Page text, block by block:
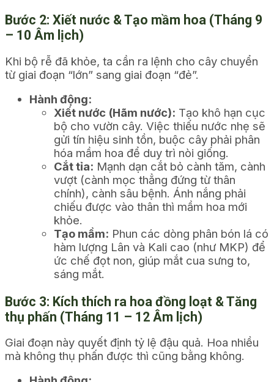
Bước 2: Xiết nước & Tạo mầm hoa (Tháng 9
– 10 Âm lịch)
Khi bộ rễ đã khỏe, ta cần ra lệnh cho cây chuyển
từ giai đoạn “lớn” sang giai đoạn “đẻ”.
Hành động:
Xiết nước (Hãm nước): Tạo khô hạn cục
bộ cho vườn cây. Việc thiếu nước nhẹ sẽ
gửi tín hiệu sinh tồn, buộc cây phải phân
hóa mầm hoa để duy trì nòi giống.
Cắt tỉa: Mạnh dạn cắt bỏ cành tăm, cành
vượt (cành mọc thẳng đứng từ thân
chính), cành sâu bệnh. Ánh nắng phải
chiếu được vào thân thì mầm hoa mới
khỏe.
Tạo mầm: Phun các dòng phân bón lá có
hàm lượng Lân và Kali cao (như MKP) để
ức chế đọt non, giúp mắt cua sưng to,
sáng mắt.
Bước 3: Kích thích ra hoa đồng loạt & Tăng
thụ phấn (Tháng 11 – 12 Âm lịch)
Giai đoạn này quyết định tỷ lệ đậu quả. Hoa nhiều
mà không thụ phấn được thì cũng bằng không.